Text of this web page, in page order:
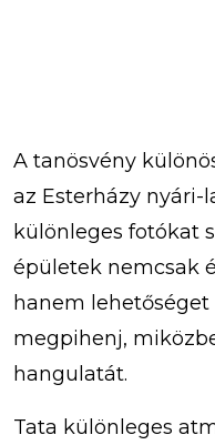
A tanösvény
az Esterházy nyári-
különleges fotókat
épületek nemcsak
hanem
megpihenj,
hangulatát.
Tata különleges